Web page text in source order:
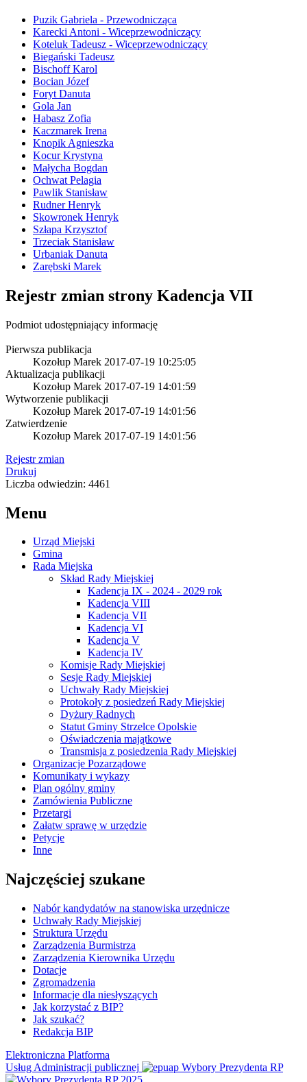
Puzik Gabriela - Przewodnicząca
Karecki Antoni - Wiceprzewodniczący
Koteluk Tadeusz - Wiceprzewodniczący
Biegański Tadeusz
Bischoff Karol
Bocian Józef
Foryt Danuta
Gola Jan
Habasz Zofia
Kaczmarek Irena
Knopik Agnieszka
Kocur Krystyna
Małycha Bogdan
Ochwat Pelagia
Pawlik Stanisław
Rudner Henryk
Skowronek Henryk
Szłapa Krzysztof
Trzeciak Stanisław
Urbaniak Danuta
Zarębski Marek
Rejestr zmian strony Kadencja VII
Podmiot udostępniający informację
Pierwsza publikacja
Kozołup Marek 2017-07-19 10:25:05
Aktualizacja publikacji
Kozołup Marek 2017-07-19 14:01:59
Wytworzenie publikacji
Kozołup Marek 2017-07-19 14:01:56
Zatwierdzenie
Kozołup Marek 2017-07-19 14:01:56
Rejestr zmian
Drukuj
Liczba odwiedzin: 4461
Menu
Urząd Miejski
Gmina
Rada Miejska
Skład Rady Miejskiej
Kadencja IX - 2024 - 2029 rok
Kadencja VIII
Kadencja VII
Kadencja VI
Kadencja V
Kadencja IV
Komisje Rady Miejskiej
Sesje Rady Miejskiej
Uchwały Rady Miejskiej
Protokoły z posiedzeń Rady Miejskiej
Dyżury Radnych
Statut Gminy Strzelce Opolskie
Oświadczenia majątkowe
Transmisja z posiedzenia Rady Miejskiej
Organizacje Pozarządowe
Komunikaty i wykazy
Plan ogólny gminy
Zamówienia Publiczne
Przetargi
Załatw sprawę w urzędzie
Petycje
Inne
Najczęściej szukane
Nabór kandydatów na stanowiska urzędnicze
Uchwały Rady Miejskiej
Struktura Urzędu
Zarządzenia Burmistrza
Zarządzenia Kierownika Urzędu
Dotacje
Zgromadzenia
Informacje dla niesłyszących
Jak korzystać z BIP?
Jak szukać?
Redakcja BIP
Elektroniczna Platforma
Usług Administracji publicznej
Wybory Prezydenta RP